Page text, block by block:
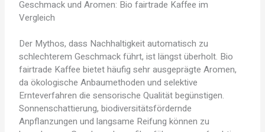
Geschmack und Aromen: Bio fairtrade Kaffee im
Vergleich
Der Mythos, dass Nachhaltigkeit automatisch zu
schlechterem Geschmack führt, ist längst überholt. Bio
fairtrade Kaffee bietet häufig sehr ausgeprägte Aromen,
da ökologische Anbaumethoden und selektive
Ernteverfahren die sensorische Qualität begünstigen.
Sonnenschattierung, biodiversitätsfördernde
Anpflanzungen und langsame Reifung können zu